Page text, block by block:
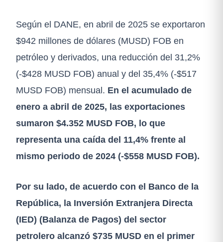
Según el DANE, en abril de 2025 se exportaron
$942 millones de dólares (MUSD) FOB en
petróleo y derivados, una reducción del 31,2%
(-$428 MUSD FOB) anual y del 35,4% (-$517
MUSD FOB) mensual. En el acumulado de
enero a abril de 2025, las exportaciones
sumaron $4.352 MUSD FOB, lo que
representa una caída del 11,4% frente al
mismo periodo de 2024 (-$558 MUSD FOB).
Por su lado, de acuerdo con el Banco de la
República, la Inversión Extranjera Directa
(IED) (Balanza de Pagos) del sector
petrolero alcanzó $735 MUSD en el primer